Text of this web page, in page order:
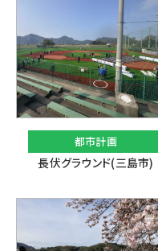
都市計画
長伏グラウンド(三島市)